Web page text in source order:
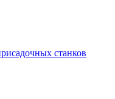
станков